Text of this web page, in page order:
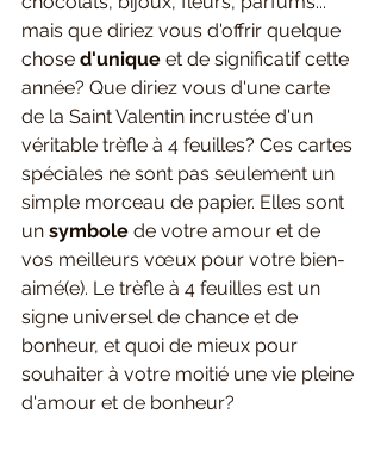
mais que diriez vous d'offrir quelque
chose d'unique et de significatif cette
année? Que diriez vous d'une carte
de la Saint Valentin incrustée d'un
véritable trèfle à 4 feuilles? Ces cartes
spéciales ne sont pas seulement un
simple morceau de papier. Elles sont
un symbole de votre amour et de
vos meilleurs vœux pour votre bien-
aimé(e). Le trèfle à 4 feuilles est un
signe universel de chance et de
bonheur, et quoi de mieux pour
souhaiter à votre moitié une vie pleine
d'amour et de bonheur?